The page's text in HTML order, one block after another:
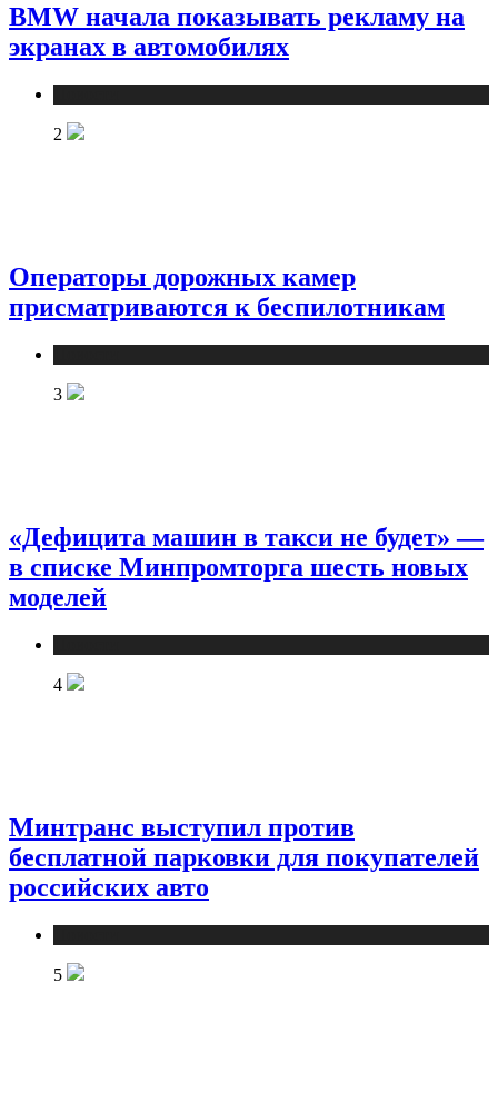
BMW начала показывать рекламу на
экранах в автомобилях
2
Операторы дорожных камер
присматриваются к беспилотникам
3
«Дефицита машин в такси не будет» —
в списке Минпромторга шесть новых
моделей
4
Минтранс выступил против
бесплатной парковки для покупателей
российских авто
5